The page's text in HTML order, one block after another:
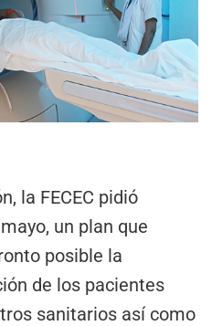
la FECEC pidió
un plan que
posible la
de los pacientes
sanitarios así como